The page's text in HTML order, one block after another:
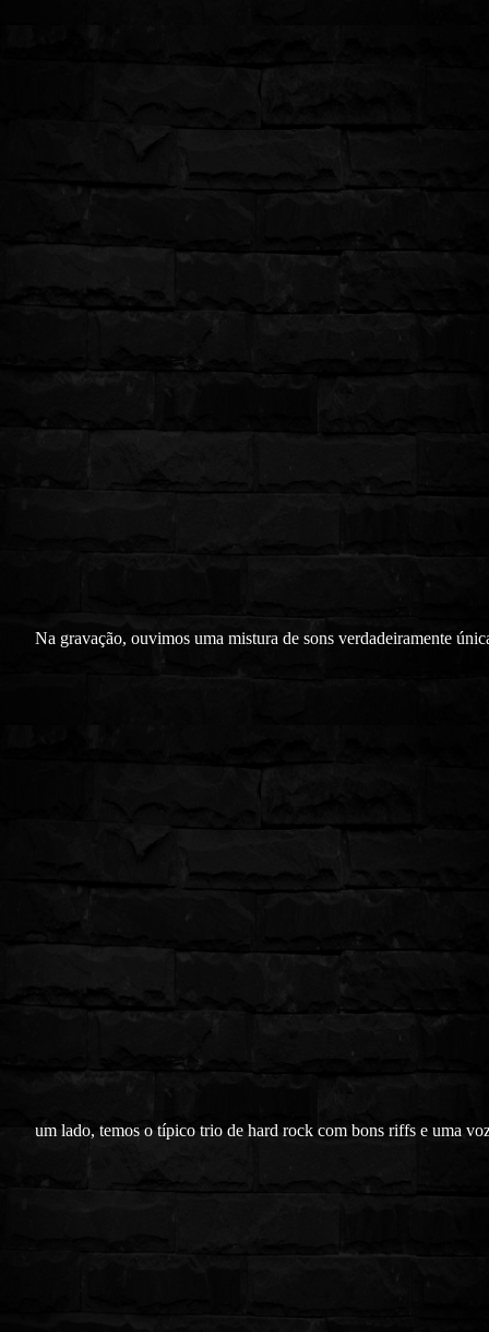
Na gravação, ouvimos uma mistura de sons verdadeiramente
um lado, temos o típico trio de hard rock com bons riffs e uma